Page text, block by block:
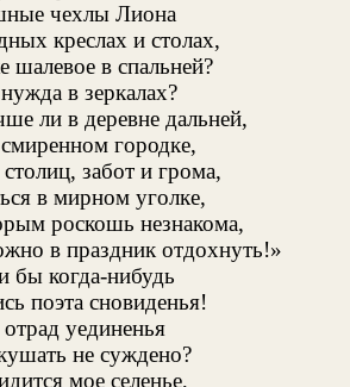
чехлы Лиона
креслах и столах,
шалевое в спальней?
в зеркалах?
ли в деревне дальней,
городке,
забот и грома,
в мирном уголке,
роскошь незнакома,
в праздник отдохнуть!»
бы когда-нибудь
поэта сновиденья!
уединенья
не суждено?
мое селенье,